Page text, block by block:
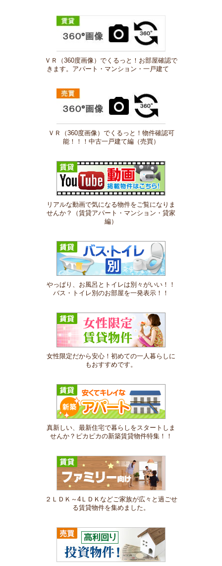
ＶＲ（360度画像）でくるっと！お部屋確認で
きます。アパート・マンション・一戸建て
ＶＲ（360度画像）でくるっと！物件確認可
能！！！中古一戸建て編（売買）
リアルな動画で気になる物件をご覧になりま
せんか？（賃貸アパート・マンション・貸家
編）
やっぱり、お風呂とトイレは別々がいい！！
バス・トイレ別のお部屋を一発表示！！
女性限定だから安心！初めての一人暮らしに
もおすすめです。
真新しい、最新住宅で暮らしをスタートしま
せんか？ピカピカの新築賃貸物件特集！！
２ＬＤＫ～4ＬＤＫなどご家族が広々と過ごせ
る賃貸物件を集めました。